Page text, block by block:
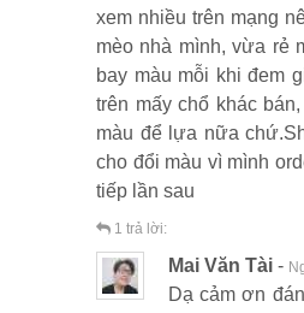
xem nhiều trên mạng
mèo nhà mình, vừa rẻ
bay màu mỗi khi đem
trên mấy chổ khác
màu để lựa nữa
cho đổi màu vì mình
tiếp lần sau
1 trả lời:
Mai Văn Tài -
Dạ cảm ơn